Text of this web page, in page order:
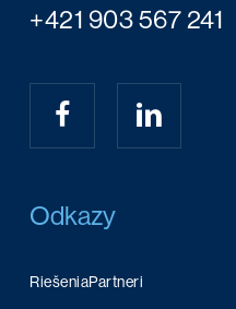
+421 903 567 241
Odkazy
RiešeniaPartneri